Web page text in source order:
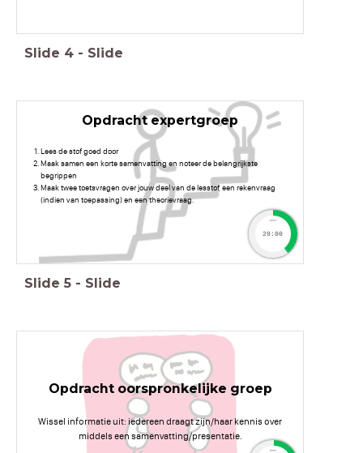
Slide 4 - Slide
Opdracht expertgroep
Lees de stof goed door
Maak samen een korte samenvatting en noteer de belangrijkste
begrippen
Maak twee toetsvragen over jouw deel van de lesstof, een rekenvraag
(indien van toepassing) en een theorievraag.
timer
20:00
Slide 5 - Slide
Opdracht oorspronkelijke groep
Wissel informatie uit: iedereen draagt zijn/haar kennis over
middels een samenvatting/presentatie.
timer